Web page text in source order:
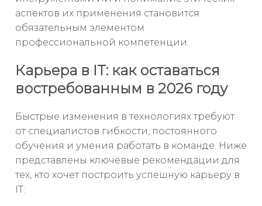
аспектов их применения становится
обязательным элементом
профессиональной компетенции.
Карьера в IT: как оставаться
востребованным в 2026 году
Быстрые изменения в технологиях требуют
от специалистов гибкости, постоянного
обучения и умения работать в команде. Ниже
представлены ключевые рекомендации для
тех, кто хочет построить успешную карьеру в
IT: